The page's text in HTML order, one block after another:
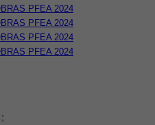
PFEA 2024
PFEA 2024
PFEA 2024
PFEA 2024